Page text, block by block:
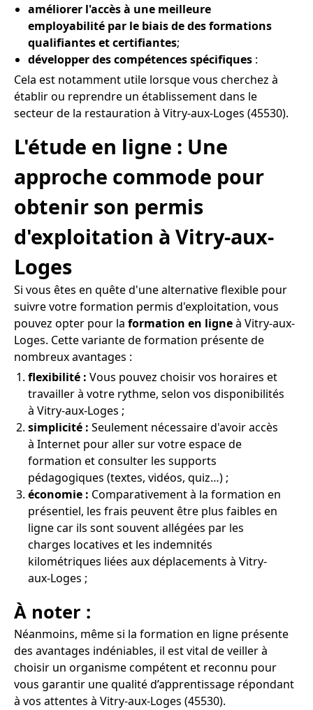
améliorer l'accès à une meilleure
employabilité par le biais de des formations
qualifiantes et certifiantes;
développer des compétences spécifiques :
Cela est notamment utile lorsque vous cherchez à
établir ou reprendre un établissement dans le
secteur de la restauration à Vitry-aux-Loges (45530).
L'étude en ligne : Une
approche commode pour
obtenir son permis
d'exploitation à Vitry-aux-
Loges
Si vous êtes en quête d'une alternative flexible pour
suivre votre formation permis d'exploitation, vous
pouvez opter pour la formation en ligneà Vitry-aux-
Loges. Cette variante de formation présente de
nombreux avantages :
flexibilité : Vous pouvez choisir vos horaires et
travailler à votre rythme, selon vos disponibilités
à Vitry-aux-Loges ;
simplicité : Seulement nécessaire d'avoir accès
à Internet pour aller sur votre espace de
formation et consulter les supports
pédagogiques (textes, vidéos, quiz…) ;
économie : Comparativement à la formation en
présentiel, les frais peuvent être plus faibles en
ligne car ils sont souvent allégées par les
charges locatives et les indemnités
kilométriques liées aux déplacements à Vitry-
aux-Loges ;
À noter :
Néanmoins, même si la formation en ligne présente
des avantages indéniables, il est vital de veiller à
choisir un organisme compétent et reconnu pour
vous garantir une qualité d’apprentissage répondant
à vos attentes à Vitry-aux-Loges (45530).